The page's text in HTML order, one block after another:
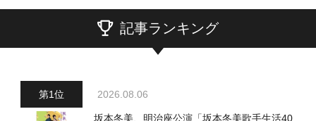
記事ランキング
2026.08.06
坂本冬美、明治座公演「坂本冬美歌手生活40